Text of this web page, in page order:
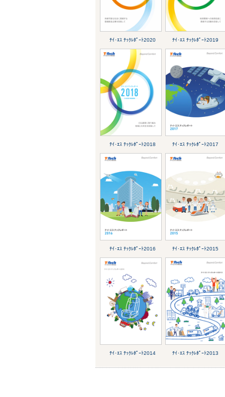
ﾃｲ･ｴｽ ﾃｯｸﾚﾎﾟｰﾄ2020 ﾃｲ･ｴｽ ﾃｯｸﾚﾎﾟｰﾄ2019
ﾃｲ･ｴｽ ﾃｯｸﾚﾎﾟｰﾄ2018 ﾃｲ･ｴｽ ﾃｯｸﾚﾎﾟｰﾄ2017
ﾃｲ･ｴｽ ﾃｯｸﾚﾎﾟｰﾄ2016 ﾃｲ･ｴｽ ﾃｯｸﾚﾎﾟｰﾄ2015
ﾃｲ･ｴｽ ﾃｯｸﾚﾎﾟｰﾄ2014 ﾃｲ･ｴｽ ﾃｯｸﾚﾎﾟｰﾄ2013